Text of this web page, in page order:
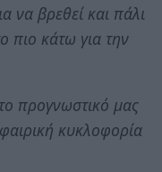
να βρεθεί και πάλι
πιο κάτω για την
προγνωστικό μας
κυκλοφορία